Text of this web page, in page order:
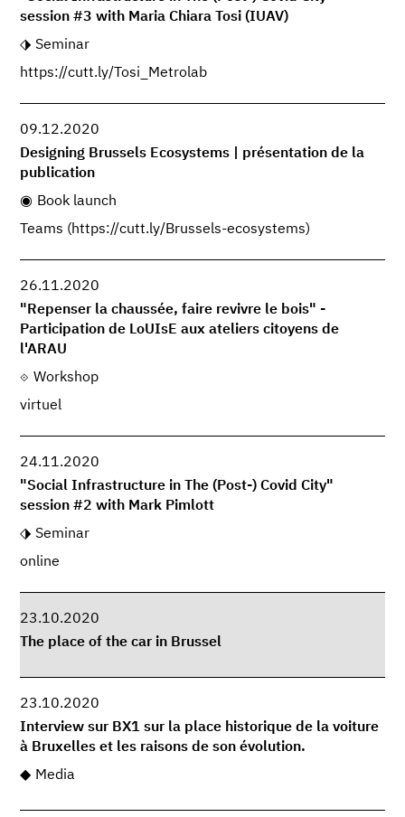
session #3 with Maria Chiara Tosi (IUAV)
Seminar
https://cutt.ly/Tosi_Metrolab
09.12.2020
Designing Brussels Ecosystems | présentation de la
publication
Book launch
Teams (https://cutt.ly/Brussels-ecosystems)
26.11.2020
"Repenser la chaussée, faire revivre le bois" -
Participation de LoUIsE aux ateliers citoyens de
l'ARAU
Workshop
virtuel
24.11.2020
"Social Infrastructure in The (Post-) Covid City"
session #2 with Mark Pimlott
Seminar
online
23.10.2020
The place of the car in Brussel
23.10.2020
Interview sur BX1 sur la place historique de la voiture
à Bruxelles et les raisons de son évolution.
Media